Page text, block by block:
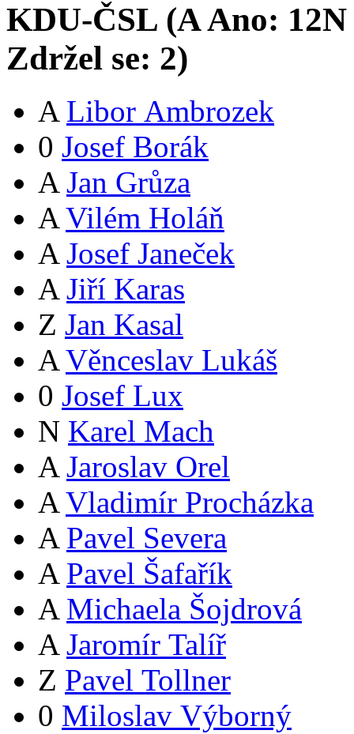
KDU-ČSL (AAno: 12N
Zdržel se: 2)
A Libor Ambrozek
0 Josef Borák
A Jan Grůza
A Vilém Holáň
A Josef Janeček
A Jiří Karas
Z Jan Kasal
A Věnceslav Lukáš
0 Josef Lux
N Karel Mach
A Jaroslav Orel
A Vladimír Procházka
A Pavel Severa
A Pavel Šafařík
A Michaela Šojdrová
A Jaromír Talíř
Z Pavel Tollner
0 Miloslav Výborný